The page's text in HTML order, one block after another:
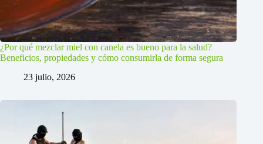
¿Por qué mezclar miel con canela es bueno para la salud?
Beneficios, propiedades y cómo consumirla de forma segura
23 julio, 2026